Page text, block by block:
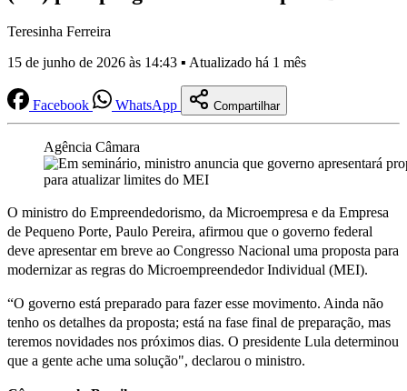
Teresinha Ferreira
15 de junho de 2026 às 14:43 ▪ Atualizado há 1 mês
Facebook WhatsApp Compartilhar
Agência Câmara
O ministro do Empreendedorismo, da Microempresa e da Empresa
de Pequeno Porte, Paulo Pereira, afirmou que o governo federal
deve apresentar em breve ao Congresso Nacional uma proposta para
modernizar as regras do Microempreendedor Individual (MEI).
“O governo está preparado para fazer esse movimento. Ainda não
tenho os detalhes da proposta; está na fase final de preparação, mas
teremos novidades nos próximos dias. O presidente Lula determinou
que a gente ache uma solução", declarou o ministro.